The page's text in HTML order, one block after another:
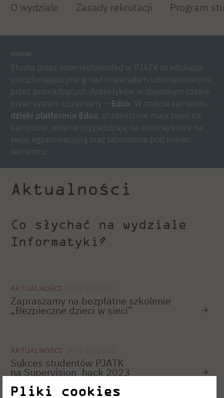
O wydziale Zasady rekrutacji Program
Ważne!
Studia przez internet/blended w PJATK to edukacja
umożliwiająca pracę nad materiałem udostępnionymi
przez prowadzących dydaktyków w dowolnym czasie
przez system uczelniany – Edux. W trakcie semestru,
dzieki platformie Edux, studenci nie maja zajęć na
kampusie, jedynie przyjeżdżają na obowiązkowe na
sesję egzaminacyjną oraz laboratoria pod koniec
semestru.
Aktualności
Co słychać na wydziale
Informatyki?
AKTUALNOŚCI
Zapraszamy na bezpłatne szkolenie
„Bezpieczne dzieci w sieci”
AKTUALNOŚCI
Sukces studentów PJATK
na Supervision_hack 2023
Pliki cookies